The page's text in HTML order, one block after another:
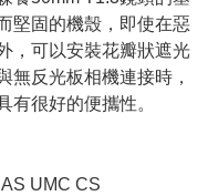
堅固的機殼，即使在惡
，可以安裝花瓣狀遮光
無反光板相機連接時，
有很好的便攜性。
UMC CS